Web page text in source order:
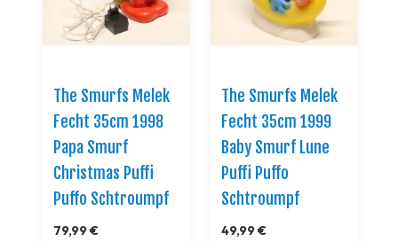
The Smurfs Melek
Fecht 35cm 1998
Papa Smurf
Christmas Puffi
Puffo Schtroumpf
79,99 €
The Smurfs Melek
Fecht 35cm 1999
Baby Smurf Lune
Puffi Puffo
Schtroumpf
49,99 €